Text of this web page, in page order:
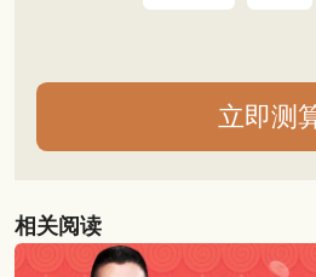
相关阅读